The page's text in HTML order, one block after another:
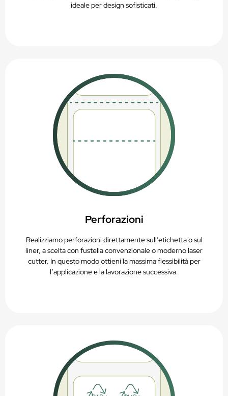
ideale per design sofisticati.
Perforazioni
Realizziamo perforazioni direttamente sull’etichetta o sul
liner, a scelta con fustella convenzionale o moderno laser
cutter. In questo modo ottieni la massima flessibilità per
l’applicazione e la lavorazione successiva.